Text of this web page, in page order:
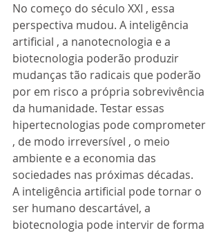
No começo do século XXI , essa
perspectiva mudou. A inteligência
artificial , a nanotecnologia e a
biotecnologia poderão produzir
mudanças tão radicais que poderão
por em risco a própria sobrevivência
da humanidade. Testar essas
hipertecnologias pode comprometer
, de modo irreversível , o meio
ambiente e a economia das
sociedades nas próximas décadas.
A inteligência artificial pode tornar o
ser humano descartável, a
biotecnologia pode intervir de forma